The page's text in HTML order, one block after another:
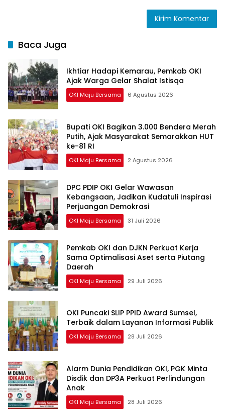
Baca Juga
Ikhtiar Hadapi Kemarau, Pemkab OKI
Ajak Warga Gelar Shalat Istisqa
OKI Maju Bersama 6 Agustus 2026
Bupati OKI Bagikan 3.000 Bendera Merah
Putih, Ajak Masyarakat Semarakkan HUT
ke-81 RI
OKI Maju Bersama 2 Agustus 2026
DPC PDIP OKI Gelar Wawasan
Kebangsaan, Jadikan Kudatuli Inspirasi
Perjuangan Demokrasi
OKI Maju Bersama 31 Juli 2026
Pemkab OKI dan DJKN Perkuat Kerja
Sama Optimalisasi Aset serta Piutang
Daerah
OKI Maju Bersama 29 Juli 2026
OKI Puncaki SLIP PPID Award Sumsel,
Terbaik dalam Layanan Informasi Publik
OKI Maju Bersama 28 Juli 2026
Alarm Dunia Pendidikan OKI, PGK Minta
Disdik dan DP3A Perkuat Perlindungan
Anak
OKI Maju Bersama 28 Juli 2026